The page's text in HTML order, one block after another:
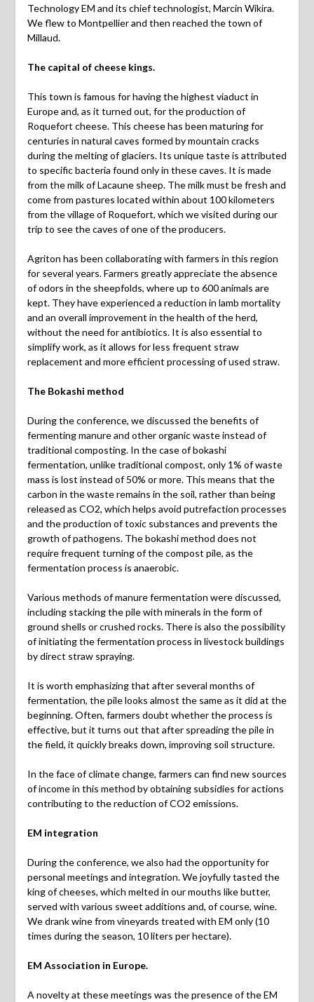
Technology EM and its chief technologist, Marcin Wikira.
We flew to Montpellier and then reached the town of
Millaud.
The capital of cheese kings.
This town is famous for having the highest viaduct in
Europe and, as it turned out, for the production of
Roquefort cheese. This cheese has been maturing for
centuries in natural caves formed by mountain cracks
during the melting of glaciers. Its unique taste is attributed
to specific bacteria found only in these caves. It is made
from the milk of Lacaune sheep. The milk must be fresh and
come from pastures located within about 100 kilometers
from the village of Roquefort, which we visited during our
trip to see the caves of one of the producers.
Agriton has been collaborating with farmers in this region
for several years. Farmers greatly appreciate the absence
of odors in the sheepfolds, where up to 600 animals are
kept. They have experienced a reduction in lamb mortality
and an overall improvement in the health of the herd,
without the need for antibiotics. It is also essential to
simplify work, as it allows for less frequent straw
replacement and more efficient processing of used straw.
The Bokashi method
During the conference, we discussed the benefits of
fermenting manure and other organic waste instead of
traditional composting. In the case of bokashi
fermentation, unlike traditional compost, only 1% of waste
mass is lost instead of 50% or more. This means that the
carbon in the waste remains in the soil, rather than being
released as CO2, which helps avoid putrefaction processes
and the production of toxic substances and prevents the
growth of pathogens. The bokashi method does not
require frequent turning of the compost pile, as the
fermentation process is anaerobic.
Various methods of manure fermentation were discussed,
including stacking the pile with minerals in the form of
ground shells or crushed rocks. There is also the possibility
of initiating the fermentation process in livestock buildings
by direct straw spraying.
It is worth emphasizing that after several months of
fermentation, the pile looks almost the same as it did at the
beginning. Often, farmers doubt whether the process is
effective, but it turns out that after spreading the pile in
the field, it quickly breaks down, improving soil structure.
In the face of climate change, farmers can find new sources
of income in this method by obtaining subsidies for actions
contributing to the reduction of CO2 emissions.
EM integration
During the conference, we also had the opportunity for
personal meetings and integration. We joyfully tasted the
king of cheeses, which melted in our mouths like butter,
served with various sweet additions and, of course, wine.
We drank wine from vineyards treated with EM only (10
times during the season, 10 liters per hectare).
EM Association in Europe.
A novelty at these meetings was the presence of the EM